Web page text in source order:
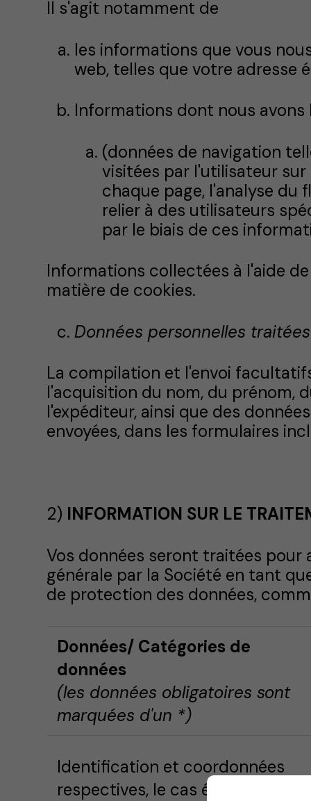
Il s'agit notamment de
les informations que vous
web, telles que votre adresse
Informations dont nous
(données de navigation
visitées par l'utilisateur
chaque page, l'analyse du
relier à des utilisateurs
par le biais de ces
Informations collectées à l'aide
matière de cookies.
Données personnelles
La compilation et l'envoi
l'acquisition du nom, du prénom,
l'expéditeur, ainsi que des
envoyées, dans les formulaires
2) INFORMATION SUR LE
Vos données seront traitées
générale par la Société en tant
de protection des données,
Données/ Catégories de
données
(les données obligatoires sont
marquées d'un *)
Identification et coordonnées
respectives, le cas échéant